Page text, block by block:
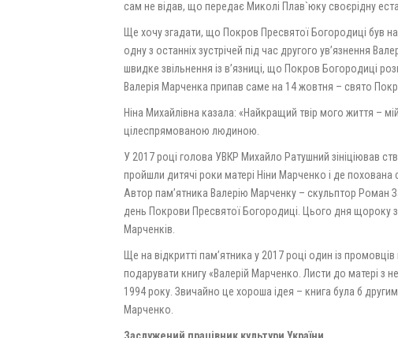
сам не відав, що передає Миколі Плав`юку своєрідну
Ще хочу згадати, що Покров Пресвятої Богородиці був на
одну з останніх зустрічей під час другого ув’язнення
швидке звільнення із в’язниці, що Покров Богородиці
Валерія Марченка припав саме на 14 жовтня – свято
Ніна Михайлівна казала: «Найкращий твір мого життя –
цілеспрямованою людиною.
У 2017 році голова УВКР Михайло Ратушний зініціював
пройшли дитячі роки матері Ніни Марченко і де похована
Автор пам’ятника Валерію Марченку – скульптор Роман
день Покрови Пресвятої Богородиці. Цього дня щороку
Марченків.
Ще на відкритті пам’ятника у 2017 році один із
подарувати книгу «Валерій Марченко. Листи до матері з
1994 року. Звичайно це хороша ідея – книга була б
Марченко.
Заслужений працівник культури України